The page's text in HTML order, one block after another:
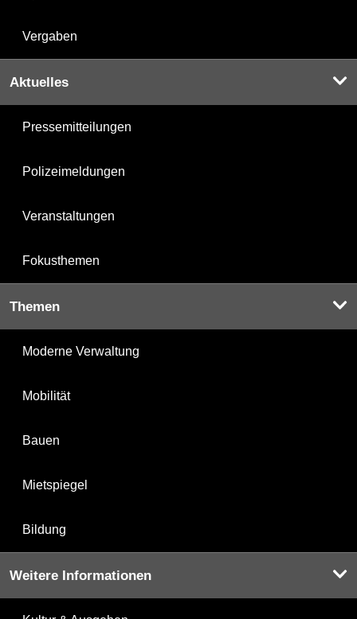
Vergaben
Aktuelles
Pressemitteilungen
Polizeimeldungen
Veranstaltungen
Fokusthemen
Themen
Moderne Verwaltung
Mobilität
Bauen
Mietspiegel
Bildung
Weitere Informationen